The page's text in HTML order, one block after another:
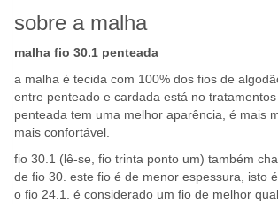
sobre a malha
malha fio 30.1 penteada
a malha é tecida com 100% dos fios de
entre penteado e cardada está no
penteada tem uma melhor aparência, é mais
mais confortável.
fio 30.1 (lê-se, fio trinta ponto um) também
de fio 30. este fio é de menor espessura, isto
o fio 24.1. é considerado um fio de melhor